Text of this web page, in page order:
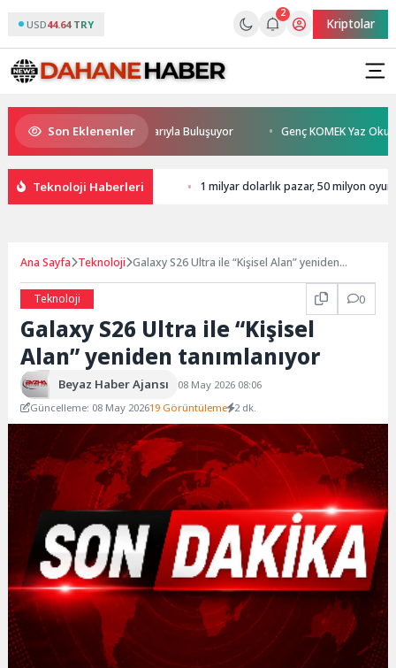
USD44.64 TRY
2
Kriptolar
Son Eklenenler
Sönmez TESAK’ta Okurlarıyla Buluşuyor Genç KOMEK Yaz Okulu
Teknoloji Haberleri 1 milyar dolarlık pazar, 50 milyon
Ana Sayfa Teknoloji Galaxy S26 Ultra ile “Kişisel Alan” yeniden
Teknoloji
0
Galaxy S26 Ultra ile “Kişisel
Alan” yeniden tanımlanıyor
Beyaz Haber Ajansı
08 May 2026 08:06
Güncelleme: 08 May 202619 Görüntüleme 2 dk.